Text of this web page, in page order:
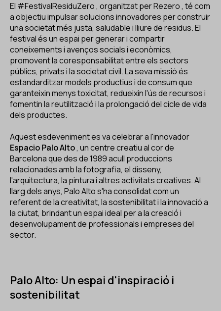
El #FestivalResiduZero, organitzat perRezero, té com
a objectiu impulsar solucions innovadores per construir
una societat més justa, saludable i lliure de residus. El
festival és un espai per generar i compartir
coneixements i avenços socials i econòmics,
promovent la coresponsabilitat entre els sectors
públics, privats i la societat civil. La seva missió és
estandarditzar models productius i de consum que
garanteixin menys toxicitat, redueixin l'ús de recursos i
fomentin la reutilització i la prolongació del cicle de vida
dels productes.
Aquest esdeveniment es va celebrar a l'innovador
Espacio Palo Alto, un centre creatiu al cor de
Barcelona que des de 1989 acull produccions
relacionades amb la fotografia, el disseny,
l'arquitectura, la pintura i altres activitats creatives. Al
llarg dels anys, Palo Alto s'ha consolidat com un
referent de la creativitat, la sostenibilitat i la innovació a
la ciutat, brindant un espai ideal per a la creació i
desenvolupament de professionals i empreses del
sector.
Palo Alto: Un espai d'inspiració i
sostenibilitat